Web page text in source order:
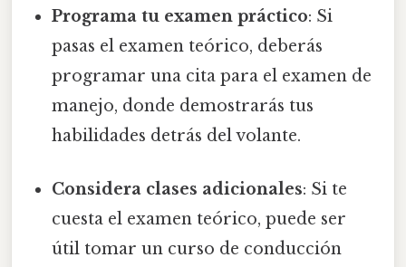
Programa tu examen práctico: Si
pasas el examen teórico, deberás
programar una cita para el examen de
manejo, donde demostrarás tus
habilidades detrás del volante.
Considera clases adicionales: Si te
cuesta el examen teórico, puede ser
útil tomar un curso de conducción